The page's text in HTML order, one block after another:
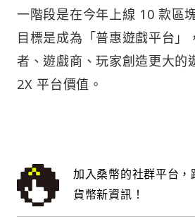
一階段是在今年上線 10 款區
目標是成為「普惠遊戲平台」
者、遊戲商、玩家創造更大的
2X 平台價值。
加入桑幣的社群平台
貨幣新資訊！